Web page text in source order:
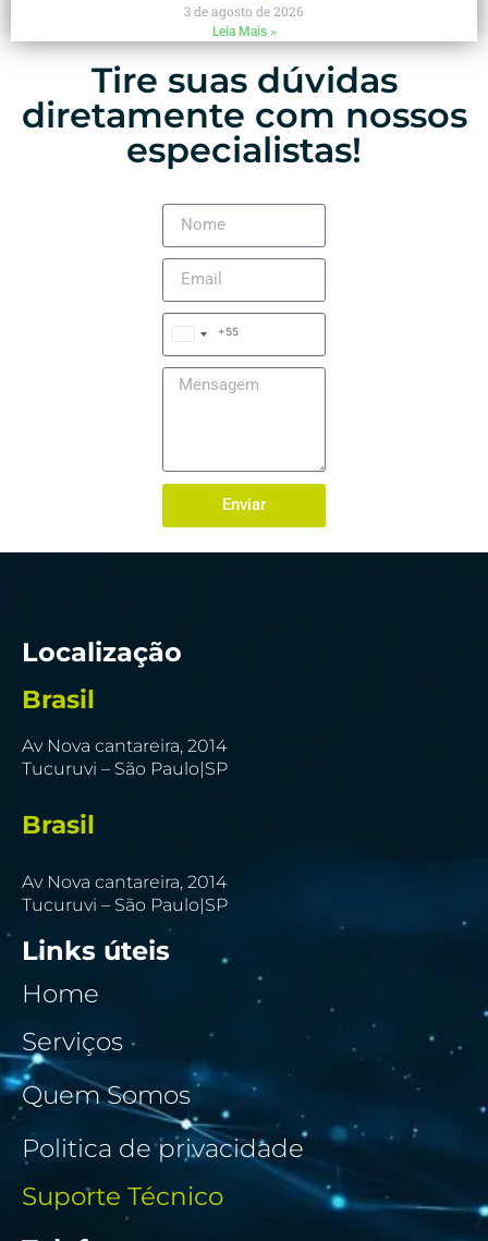
3 de agosto de 2026
Leia Mais »
Tire suas dúvidas
diretamente com nossos
especialistas!
Brazil
+55
Enviar
Localização
Brasil
Av Nova cantareira, 2014
Tucuruvi – São Paulo|SP
Brasil
Av Nova cantareira, 2014
Tucuruvi – São Paulo|SP
Links úteis
Home
Serviços
Quem Somos
Politica de privacidade
Suporte Técnico